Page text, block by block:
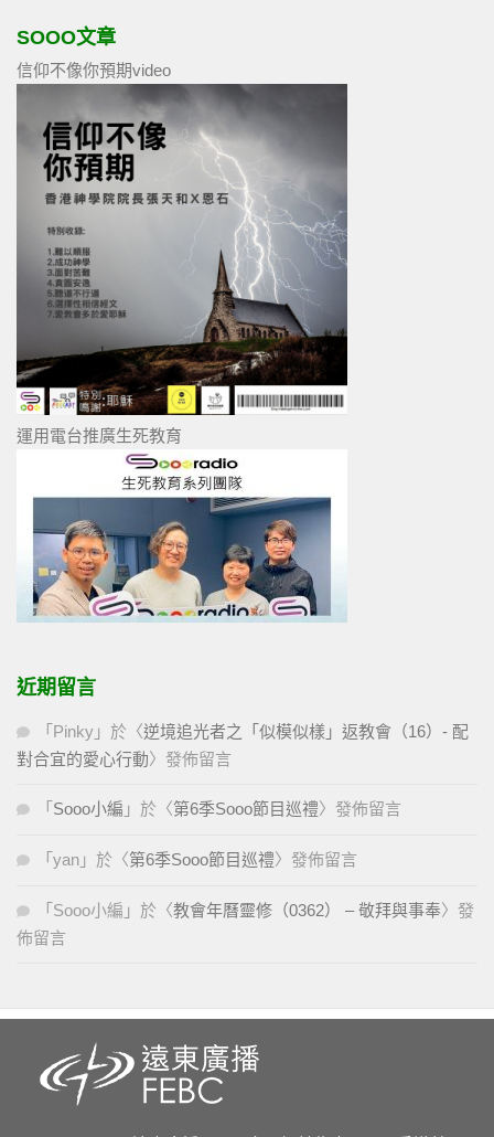
SOOO文章
信仰不像你預期video
運用電台推廣生死教育
近期留言
「 Pinky 」於〈逆境追光者之「似模似樣」返教會（16）- 配
對合宜的愛心行動〉發佈留言
「 Sooo小編 」於〈第6季Sooo節目巡禮〉發佈留言
「 yan 」於〈第6季Sooo節目巡禮〉發佈留言
「 Sooo小編 」於〈教會年曆靈修（0362） – 敬拜與事奉〉發
佈留言